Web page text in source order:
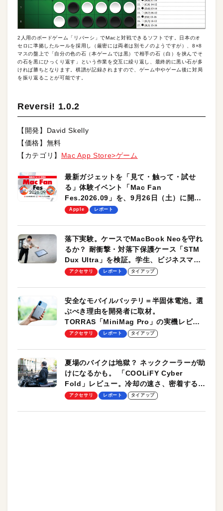
2人用のボードゲーム「リバーシ」でMacと対戦できるソフトです。日本のオ
セロに準拠したルールを採用し（厳密には両者は別モノのようですが）、8×8
マスの盤上で「自分の色の石（本ゲームでは黒）で相手の石（白）を挟んでそ
の石を黒にひっくり返す」という作業を交互に繰り返し、最終的に黒い石が多
ければ勝ちとなります。棋譜が記録されますので、ゲーム中やゲーム後に対局
を振り返ることが可能です。
Reversi! 1.0.2
【開発】David Skelly
【価格】無料
【カテゴリ】 Mac App Store>ゲーム
最新ガジェットを「見て・触って・試せ
る」体験イベント「Mac Fan
Fes.2026.09」を、9月26日（土）に開催
します！
Apple レポート
落下実験。ケースでMacBook Neoを守れ
るか？ 耐衝撃・対落下保護ケース「STM
Dux Ultra」を検証。学生、ビジネスマン
のモバイルユースに最適！
アクセサリ レポート タイアップ
安全なモバイルバッテリ＝半固体電池。選
ぶべき理由を開発者に取材。
TORRAS「MiniMag Pro」の実機レビュ
ーも
アクセサリ レポート タイアップ
夏場のバイクは地獄？ ネッククーラーが助
けになるかも。 「COOLiFY Cyber
Fold」レビュー。冷却の速さ、密着する冷
却プレート、シンプルな操作性がグッド！
アクセサリ レポート タイアップ